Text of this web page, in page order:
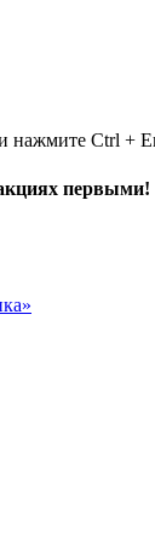
нажмите Ctrl +
первыми!